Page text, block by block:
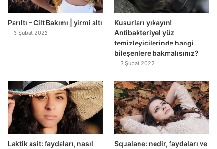
Parıltı – Cilt Bakımı | yirmi altı
3 Şubat 2022
Kusurları yıkayın!
Antibakteriyel yüz
temizleyicilerinde hangi
bileşenlere bakmalısınız?
3 Şubat 2022
Laktik asit: faydaları, nasıl
Squalane: nedir, faydaları ve